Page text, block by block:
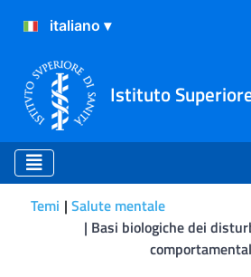
Istituto
Temi Salute mentale
Basi biologiche dei